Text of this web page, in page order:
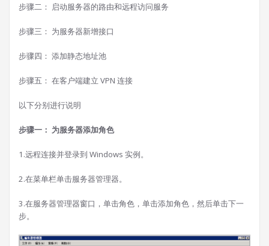
步骤二： 启动服务器的路由和远程访问服务
步骤三： 为服务器新增接口
步骤四： 添加静态地址池
步骤五： 在客户端建立 VPN 连接
以下分别进行说明
步骤一： 为服务器添加角色
1.远程连接并登录到 Windows 实例。
2.在菜单栏单击服务器管理器。
3.在服务器管理器窗口，单击角色，单击添加角色，然后单击下一
步。